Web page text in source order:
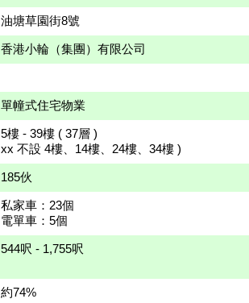
油塘草園街8號
香港小輪（集團）有限公司
單幢式住宅物業
5樓 - 39樓 ( 37層 )
xx 不設 4樓、14樓、24樓、34樓 )
185伙
私家車：23個
電單車：5個
544呎 - 1,755呎
約74%